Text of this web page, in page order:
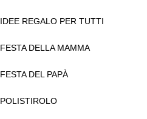
IDEE REGALO PER TUTTI
FESTA DELLA MAMMA
FESTA DEL PAPÀ
POLISTIROLO